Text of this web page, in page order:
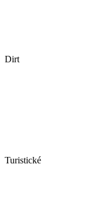
Dirt
Turistické